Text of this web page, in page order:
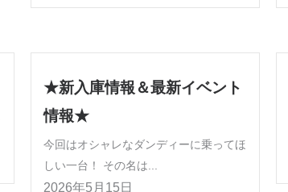
★新入庫情報＆最新イベント
情報★
今回はオシャレなダンディーに乗ってほ
しい一台！ その名は...
2026年5月15日